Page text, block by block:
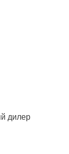
дилер